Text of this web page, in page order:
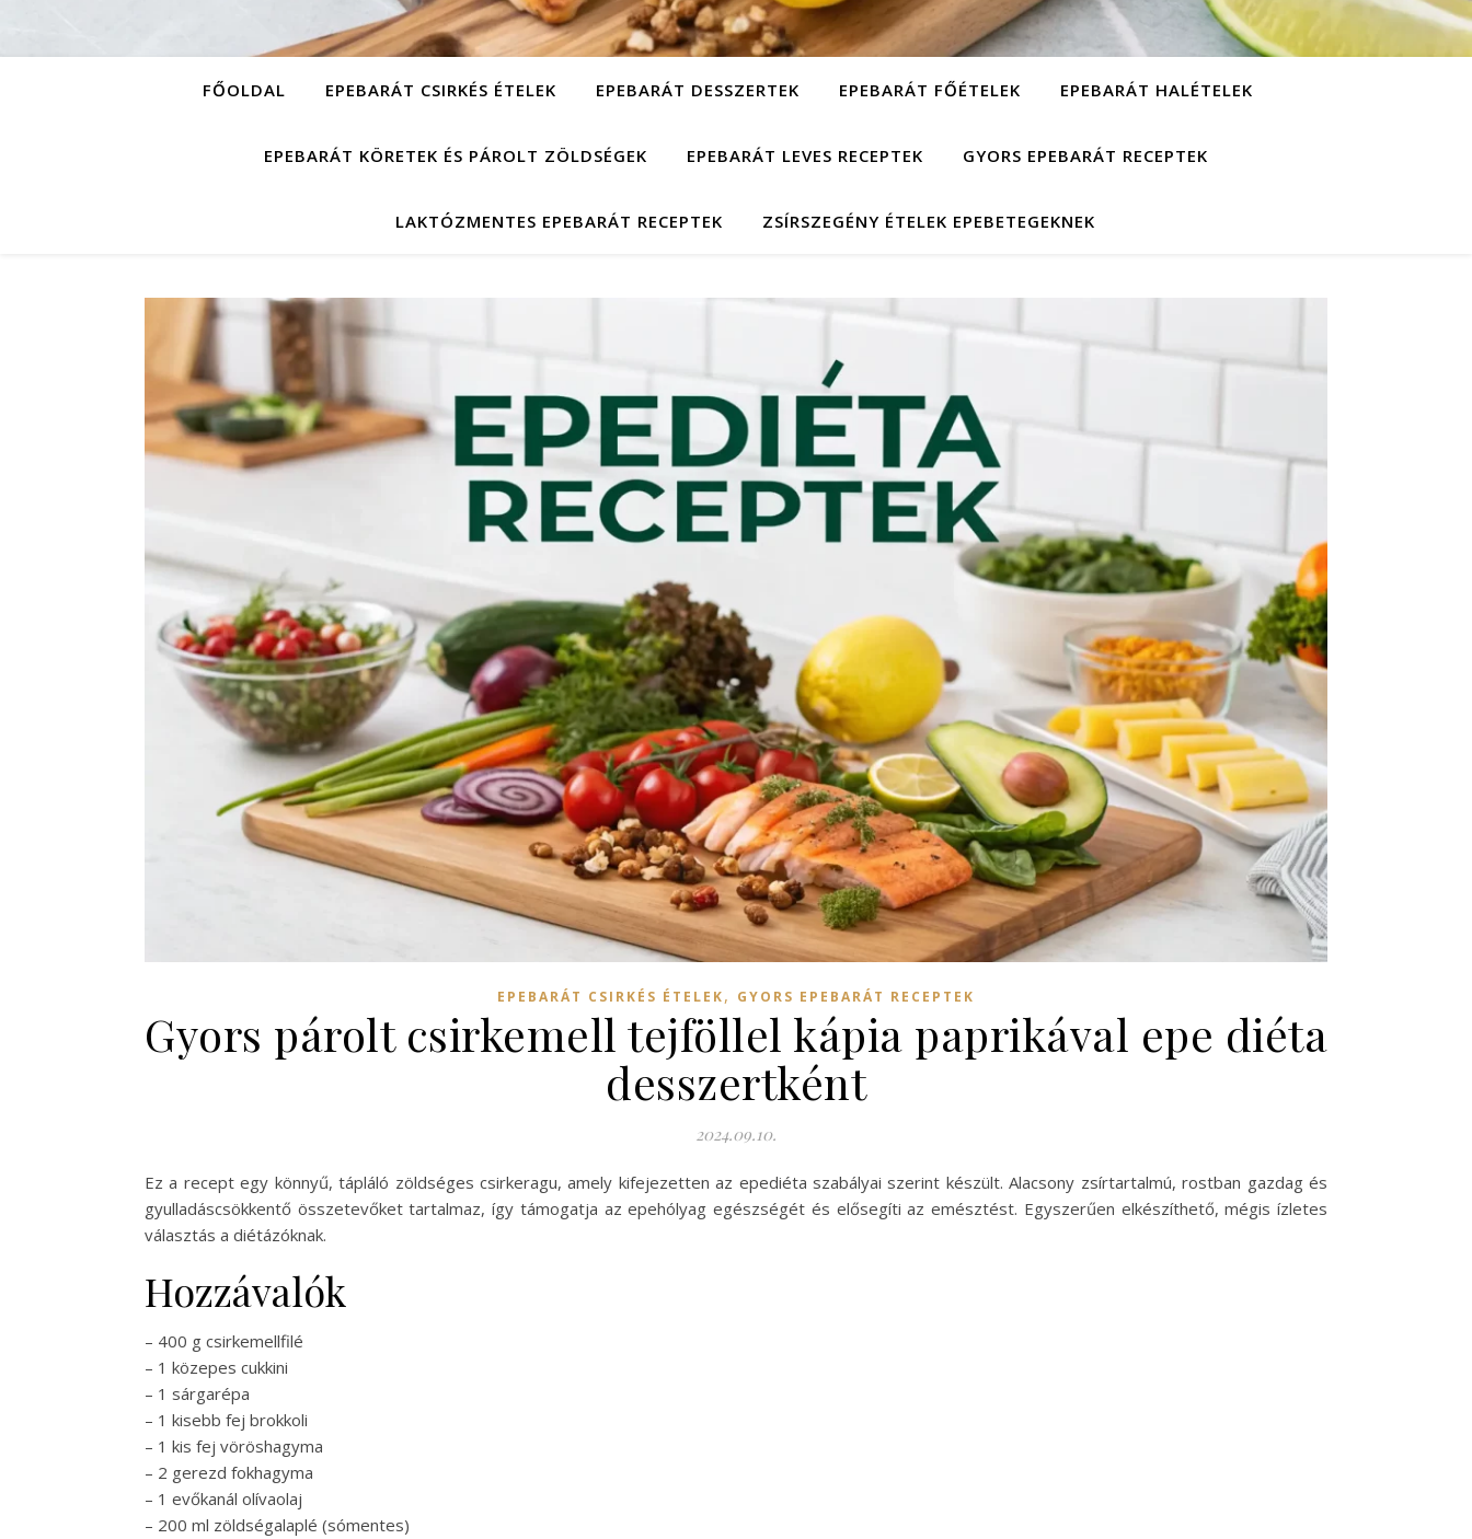
FŐOLDAL EPEBARÁT CSIRKÉS ÉTELEK EPEBARÁT DESSZERTEK EPEBARÁT FŐÉTELEK EPEBARÁT HALÉTELEK
EPEBARÁT KÖRETEK ÉS PÁROLT ZÖLDSÉGEK EPEBARÁT LEVES RECEPTEK GYORS EPEBARÁT RECEPTEK
LAKTÓZMENTES EPEBARÁT RECEPTEK ZSÍRSZEGÉNY ÉTELEK EPEBETEGEKNEK
EPEBARÁT CSIRKÉS ÉTELEK, GYORS EPEBARÁT RECEPTEK
Gyors párolt csirkemell tejföllel kápia paprikával epe diéta
desszertként
2024.09.10.
Ez a recept egy könnyű, tápláló zöldséges csirkeragu, amely kifejezetten az epediéta szabályai szerint készült. Alacsony zsírtartalmú, rostban gazdag és
gyulladáscsökkentő összetevőket tartalmaz, így támogatja az epehólyag egészségét és elősegíti az emésztést. Egyszerűen elkészíthető, mégis ízletes
választás a diétázóknak.
Hozzávalók
– 400 g csirkemellfilé
– 1 közepes cukkini
– 1 sárgarépa
– 1 kisebb fej brokkoli
– 1 kis fej vöröshagyma
– 2 gerezd fokhagyma
– 1 evőkanál olívaolaj
– 200 ml zöldségalaplé (sómentes)